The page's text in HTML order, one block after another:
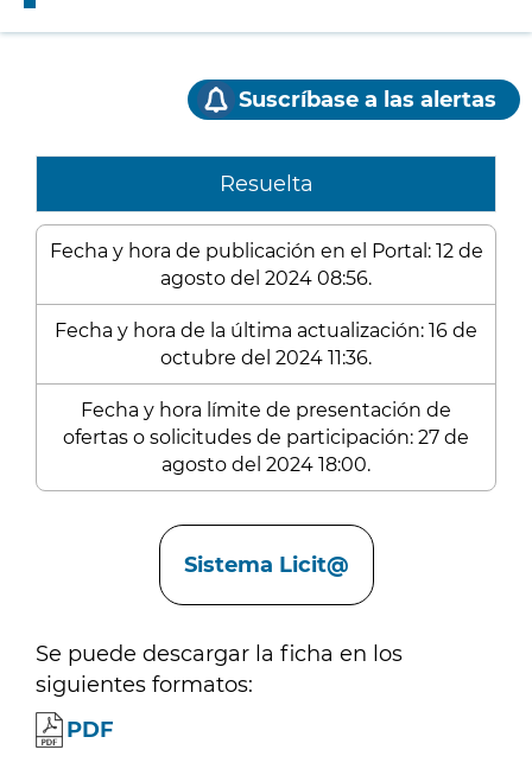
Suscríbase a las alertas
Resuelta
Fecha y hora de publicación en el Portal: 12 de
agosto del 2024 08:56.
Fecha y hora de la última actualización: 16 de
octubre del 2024 11:36.
Fecha y hora límite de presentación de
ofertas o solicitudes de participación: 27 de
agosto del 2024 18:00.
Sistema Licit@
Se puede descargar la ficha en los
siguientes formatos:
PDF